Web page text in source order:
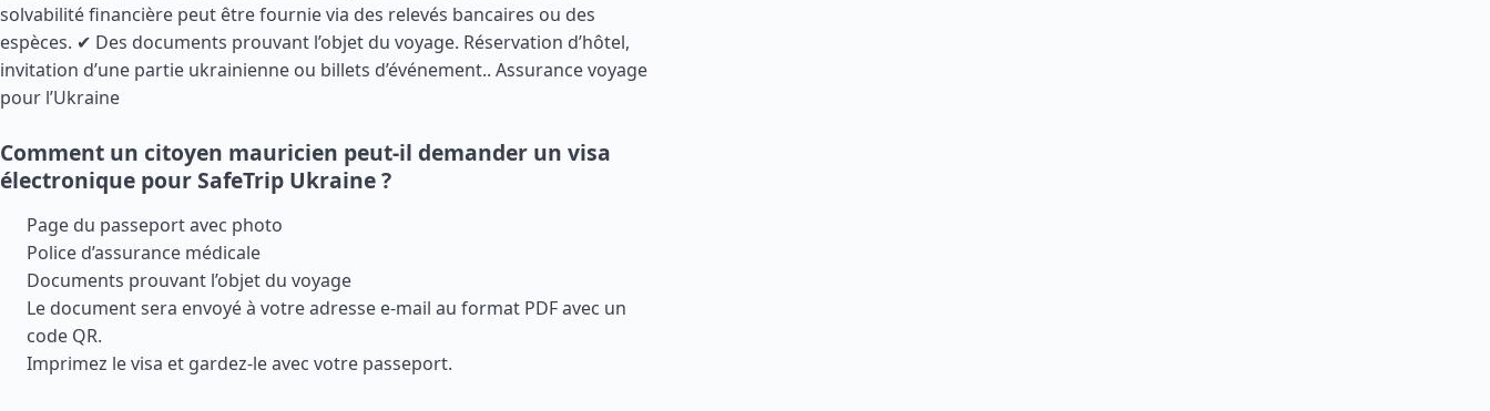
solvabilité financière peut être fournie via des relevés bancaires ou des
espèces. ✔ Des documents prouvant l’objet du voyage. Réservation d’hôtel,
invitation d’une partie ukrainienne ou billets d’événement.. Assurance voyage
pour l’Ukraine
Comment un citoyen mauricien peut-il demander un visa
électronique pour SafeTrip Ukraine ?
Page du passeport avec photo
Police d’assurance médicale
Documents prouvant l’objet du voyage
Le document sera envoyé à votre adresse e-mail au format PDF avec un
code QR.
Imprimez le visa et gardez-le avec votre passeport.